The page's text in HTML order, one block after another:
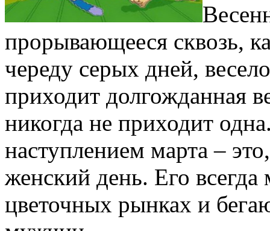
прорывающееся сквозь,
череду серых дней,
приходит долгожданная
никогда не приходит
наступлением марта –
женский день. Его
цветочных рынках и